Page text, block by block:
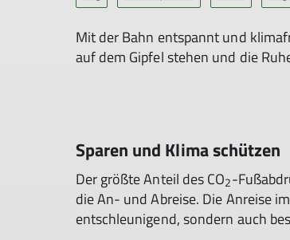
Mit der Bahn entspannt und
auf dem Gipfel stehen und die
Sparen und Klima schützen
Der größte Anteil des CO2-
die An- und Abreise. Die Anreise
entschleunigend, sondern auch